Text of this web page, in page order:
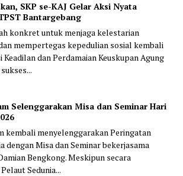
SKP se-KAJ Gelar Aksi Nyata
Bantargebang
konkret untuk menjaga kelestarian
mempertegas kepedulian sosial kembali
Keadilan dan Perdamaian Keuskupan Agung
Selenggarakan Misa dan Seminar Hari
kembali menyelenggarakan Peringatan
dengan Misa dan Seminar bekerjasama
Bengkong. Meskipun secara
Sedunia...